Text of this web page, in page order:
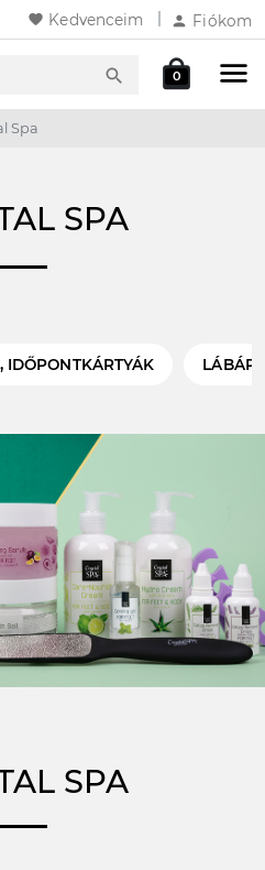
favorite Kedvenceim person Fiókom
menu
search
Keresés
local_mall
Kosár
0
Spa
SPA
IDŐPONTKÁRTYÁK
SPA